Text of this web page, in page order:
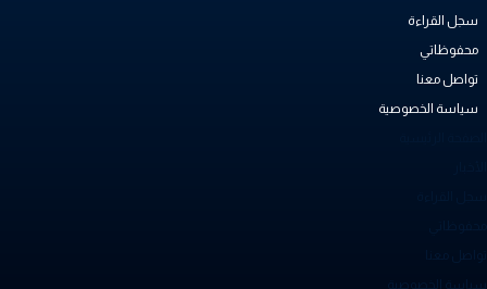
سجل القراءة
محفوظاتي
تواصل معنا
سياسة الخصوصية
الخصوصية